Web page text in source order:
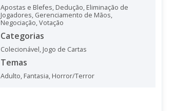
Apostas e Blefes, Dedução, Eliminação de
Jogadores, Gerenciamento de Mãos,
Negociação,Votação
Categorias
Colecionável, Jogo de Cartas
Temas
Adulto, Fantasia, Horror/Terror